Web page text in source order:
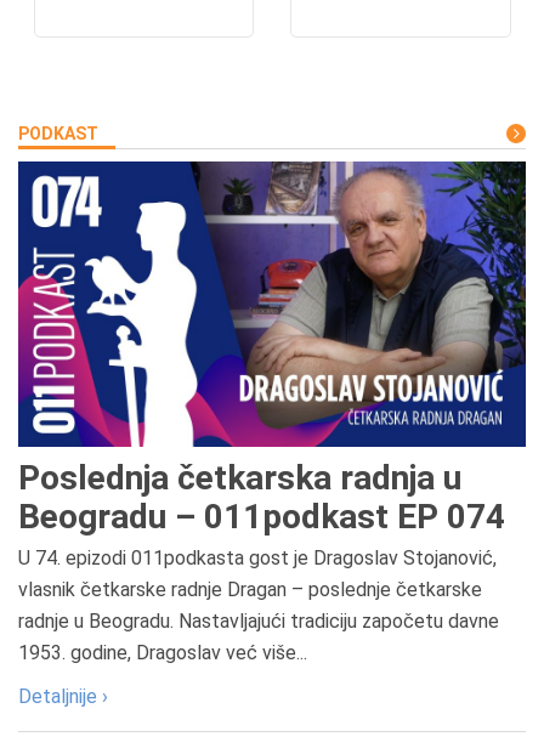
PODKAST
Poslednja četkarska radnja u
Beogradu – 011podkast EP 074
U 74. epizodi 011podkasta gost je Dragoslav Stojanović,
vlasnik četkarske radnje Dragan – poslednje četkarske
radnje u Beogradu. Nastavljajući tradiciju započetu davne
1953. godine, Dragoslav već više...
Detaljnije ›